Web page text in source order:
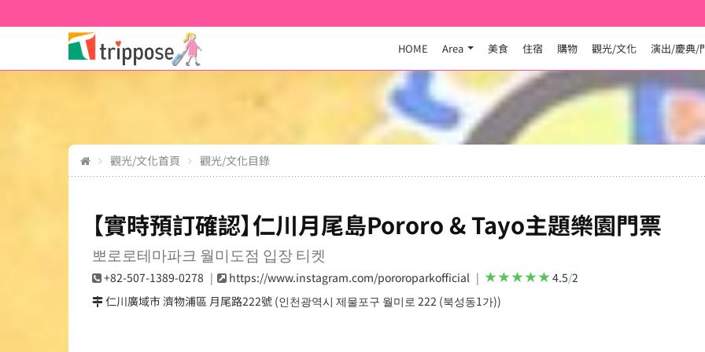
HOME Area 美食 住宿 購物 觀光/文化 演出/慶典/
觀光/文化首頁 觀光/文化目錄
【實時預訂確認】仁川月尾島Pororo & Tayo主題樂園門票
뽀로로테마파크 월미도점 입장 티켓
+82-507-1389-0278 https://www.instagram.com/pororoparkofficial 4.5/2
仁川廣域市 濟物浦區 月尾路222號 (인천광역시 제물포구 월미로 222 (북성동1가))